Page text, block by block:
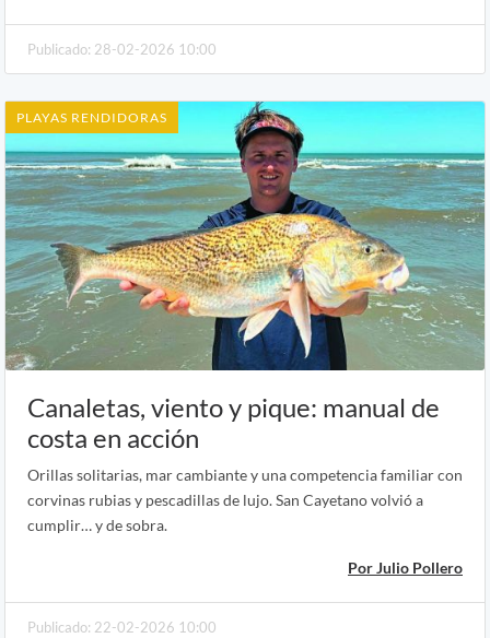
Publicado: 28-02-2026 10:00
PLAYAS RENDIDORAS
Canaletas, viento y pique: manual de
costa en acción
Orillas solitarias, mar cambiante y una competencia familiar con
corvinas rubias y pescadillas de lujo. San Cayetano volvió a
cumplir… y de sobra.
Por Julio Pollero
Publicado: 22-02-2026 10:00